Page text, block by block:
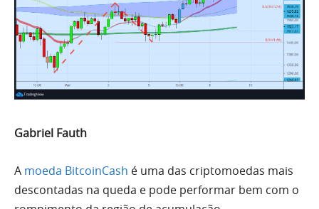
Gabriel Fauth
A moeda BitcoinCash é uma das criptomoedas mais
descontadas na queda e pode performar bem com o